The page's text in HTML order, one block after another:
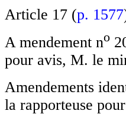
Article 17 (p. 1577
A mendement no
pour avis, M. le
Amendements
la rapporteuse